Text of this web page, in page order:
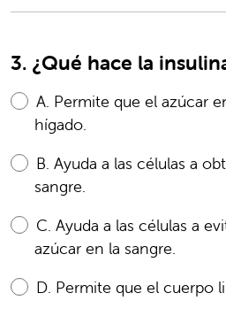
3. ¿Qué hace la
A. Permite que el azúcar
hígado.
B. Ayuda a las células a
sangre.
C. Ayuda a las células a
azúcar en la sangre.
D. Permite que el cuerpo